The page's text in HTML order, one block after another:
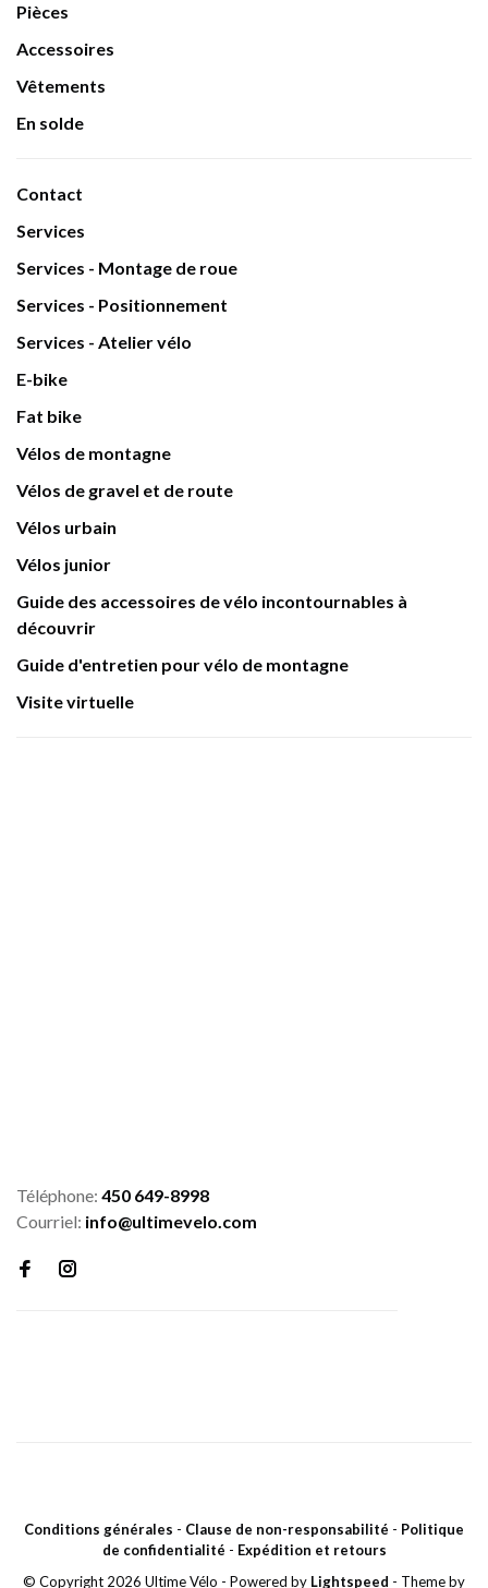
Pièces
Accessoires
Vêtements
En solde
Contact
Services
Services - Montage de roue
Services - Positionnement
Services - Atelier vélo
E-bike
Fat bike
Vélos de montagne
Vélos de gravel et de route
Vélos urbain
Vélos junior
Guide des accessoires de vélo incontournables à
découvrir
Guide d'entretien pour vélo de montagne
Visite virtuelle
Téléphone: 450 649-8998
Courriel: info@ultimevelo.com
Conditions générales - Clause de non-responsabilité - Politique
de confidentialité - Expédition et retours
© Copyright 2026 Ultime Vélo - Powered by Lightspeed - Theme by